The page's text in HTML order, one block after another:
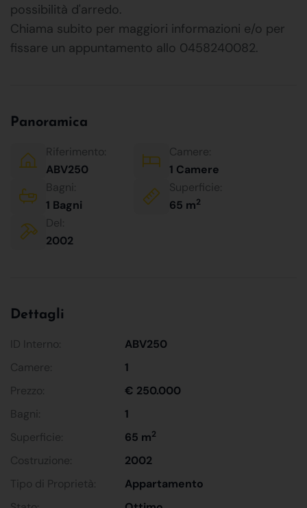
possibilità d'arredo.
Chiama subito per maggiori informazioni e/o per
fissare un appuntamento allo 0458240082.
Panoramica
Riferimento:
ABV250
Camere:
1 Camere
Bagni:
1 Bagni
Superficie:
65 m2
Del:
2002
Dettagli
ID Interno:
ABV250
Camere:
1
Prezzo:
€ 250.000
Bagni:
1
Superficie:
65 m2
Costruzione:
2002
Tipo di Proprietà:
Appartamento